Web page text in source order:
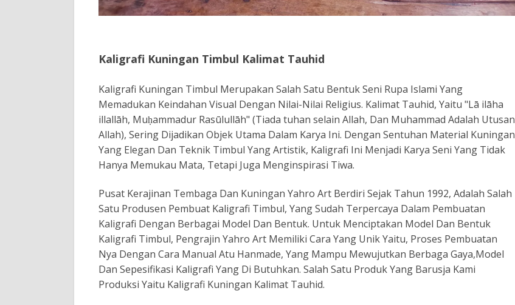
Kaligrafi Kuningan Timbul Kalimat Tauhid
Kaligrafi Kuningan Timbul Merupakan Salah Satu Bentuk Seni Rupa Islami Yang
Memadukan Keindahan Visual Dengan Nilai-Nilai Religius. Kalimat Tauhid, Yaitu "Lā ilāha
illallāh, Muḥammadur Rasūlullāh" (Tiada tuhan selain Allah, Dan Muhammad Adalah Utusan
Allah), Sering Dijadikan Objek Utama Dalam Karya Ini. Dengan Sentuhan Material Kuningan
Yang Elegan Dan Teknik Timbul Yang Artistik, Kaligrafi Ini Menjadi Karya Seni Yang Tidak
Hanya Memukau Mata, Tetapi Juga Menginspirasi Tiwa.
Pusat Kerajinan Tembaga Dan Kuningan Yahro Art Berdiri Sejak Tahun 1992, Adalah Salah
Satu Produsen Pembuat Kaligrafi Timbul, Yang Sudah Terpercaya Dalam Pembuatan
Kaligrafi Dengan Berbagai Model Dan Bentuk. Untuk Menciptakan Model Dan Bentuk
Kaligrafi Timbul, Pengrajin Yahro Art Memiliki Cara Yang Unik Yaitu, Proses Pembuatan
Nya Dengan Cara Manual Atu Hanmade, Yang Mampu Mewujutkan Berbaga Gaya,Model
Dan Sepesifikasi Kaligrafi Yang Di Butuhkan. Salah Satu Produk Yang Barusja Kami
Produksi Yaitu Kaligrafi Kuningan Kalimat Tauhid.